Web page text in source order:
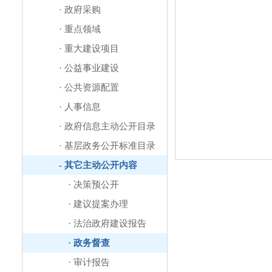
· 政府采购
· 重点领域
· 重大建设项目
· 公益事业建设
· 公共资源配置
· 人事信息
· 政府信息主动公开目录
· 基层政务公开标准目录
- 其它主动公开内容
· 决策预公开
· 建议提案办理
· 法治政府建设报告
· 政务督查
· 审计报告